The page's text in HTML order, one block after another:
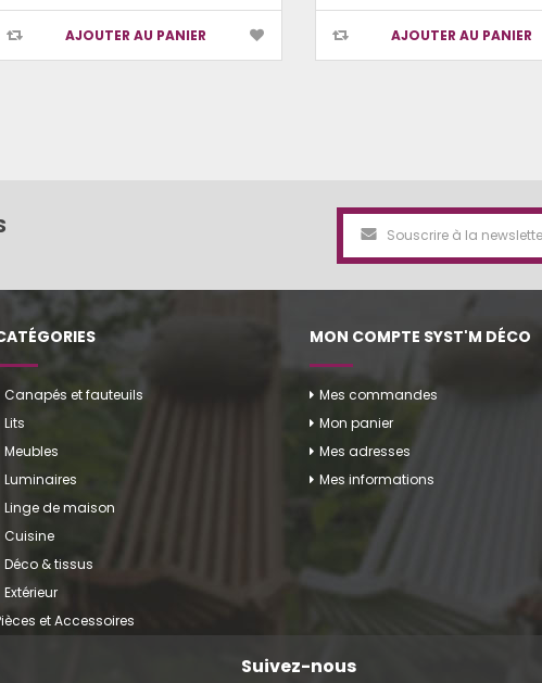
AJOUTER AU PANIER AJOUTER AU PANIER
Canapés et fauteuils
Lits
Meubles
Luminaires
Linge de maison
Cuisine
Déco & tissus
Extérieur
et Accessoires
MON COMPTE SYST'M DÉCO
Mes commandes
Mon panier
Mes adresses
Mes informations
Suivez-nous